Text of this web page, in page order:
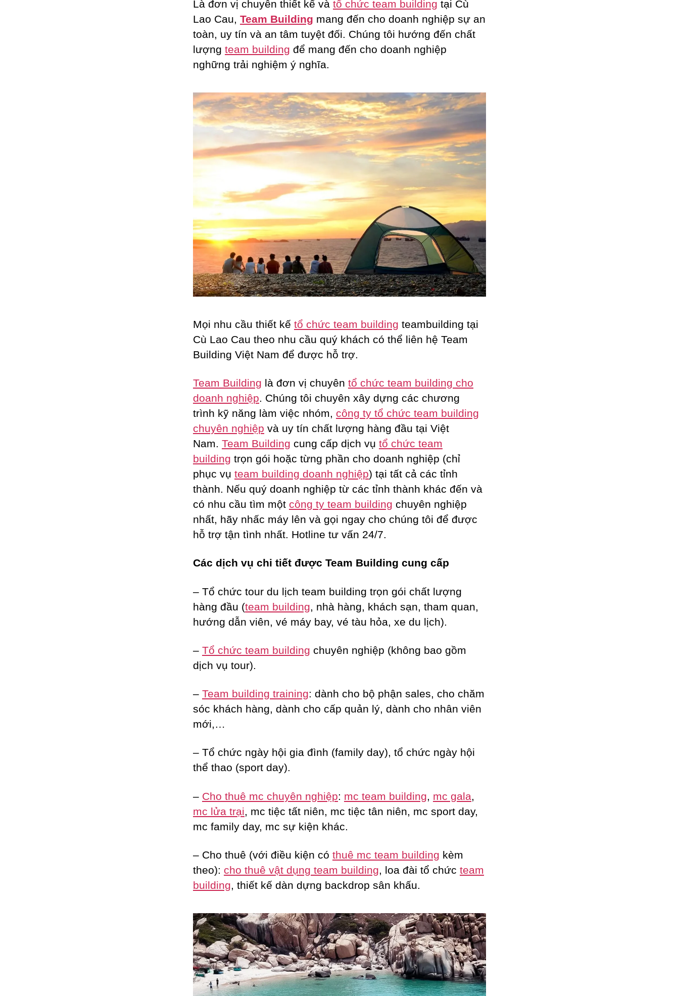
Là đơn vị chuyên thiết kế và tổ chức team building tại Cù
Lao Cau, Team Building mang đến cho doanh nghiệp sự an
toàn, uy tín và an tâm tuyệt đối. Chúng tôi hướng đến chất
lượng team building để mang đến cho doanh nghiệp
nghững trải nghiệm ý nghĩa.
Mọi nhu cầu thiết kế tổ chức team building teambuilding tại
Cù Lao Cau theo nhu cầu quý khách có thể liên hệ Team
Building Việt Nam để được hỗ trợ.
Team Building là đơn vị chuyên tổ chức team building cho
doanh nghiệp. Chúng tôi chuyên xây dựng các chương
trình kỹ năng làm việc nhóm, công ty tổ chức team building
chuyên nghiệp và uy tín chất lượng hàng đầu tại Việt
Nam. Team Building cung cấp dịch vụ tổ chức team
building trọn gói hoặc từng phần cho doanh nghiệp (chỉ
phục vụ team building doanh nghiệp) tại tất cả các tỉnh
thành. Nếu quý doanh nghiệp từ các tỉnh thành khác đến và
có nhu cầu tìm một công ty team building chuyên nghiệp
nhất, hãy nhấc máy lên và gọi ngay cho chúng tôi để được
hỗ trợ tận tình nhất. Hotline tư vấn 24/7.
Các dịch vụ chi tiết được Team Building cung cấp
– Tổ chức tour du lịch team building trọn gói chất lượng
hàng đầu (team building , nhà hàng, khách sạn, tham quan,
hướng dẫn viên, vé máy bay, vé tàu hỏa, xe du lịch).
– Tổ chức team building chuyên nghiệp (không bao gồm
dịch vụ tour).
– Team building training: dành cho bộ phận sales, cho chăm
sóc khách hàng, dành cho cấp quản lý, dành cho nhân viên
mới,…
– Tổ chức ngày hội gia đình (family day), tổ chức ngày hội
thể thao (sport day).
– Cho thuê mc chuyên nghiệp: mc team building mc gala
mc lửa trại , mc tiệc tất niên, mc tiệc tân niên, mc sport day,
mc family day, mc sự kiện khác.
– Cho thuê (với điều kiện có thuê mc team building kèm
theo): cho thuê vật dụng team building, loa đài tổ chức team
building, thiết kế dàn dựng backdrop sân khấu.